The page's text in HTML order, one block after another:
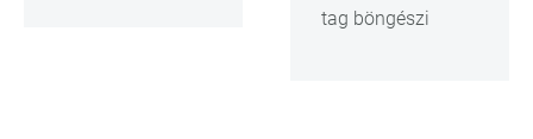
tag böngészi